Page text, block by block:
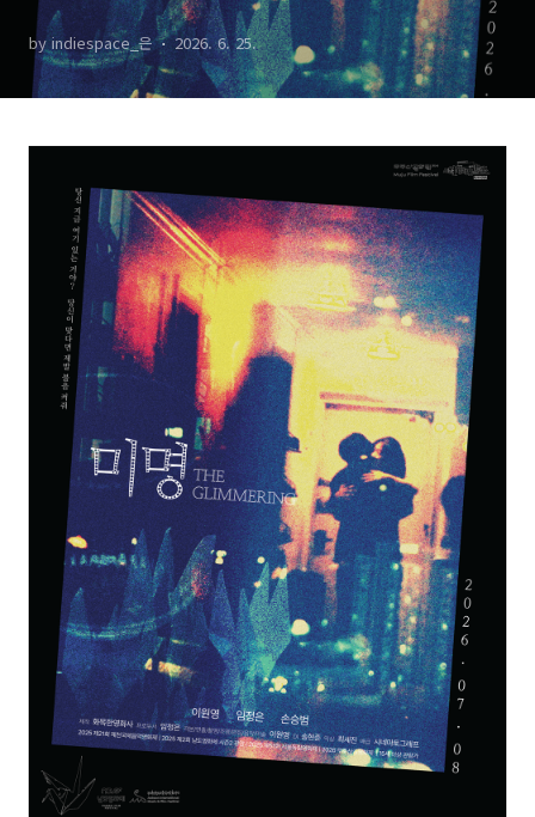
by indiespace_은 2026. 6. 25.